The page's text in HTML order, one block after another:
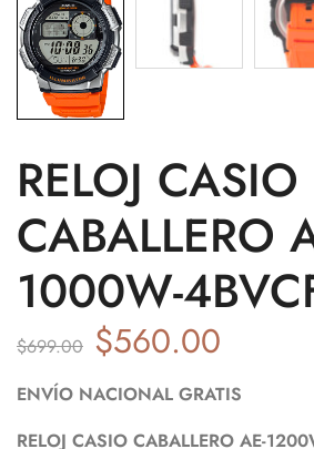
RELOJ CASIO
CABALLERO
1000W-
$699.00 $560.00
ENVÍO NACIONAL GRATIS
RELOJ CASIO CABALLERO AE-